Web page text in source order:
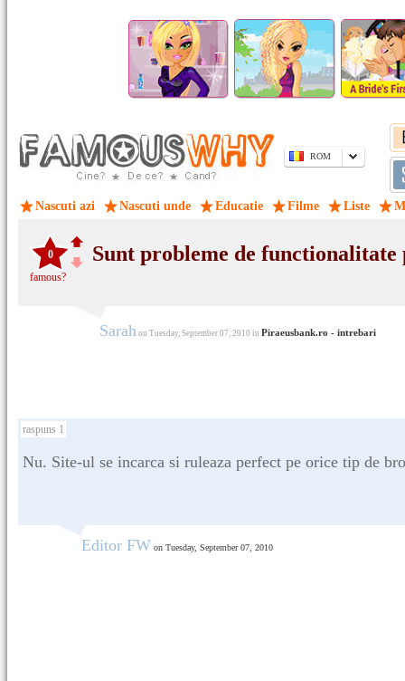
ROM
Nascuti azi Nascuti unde Educatie Filme Liste
0
famous?
Sunt probleme de functionalitate
Sarah on Tuesday, September 07, 2010 in Piraeusbank.ro - intrebari
raspuns 1
Nu. Site-ul se incarca si ruleaza perfect pe orice tip de
Editor FW on Tuesday, September 07, 2010